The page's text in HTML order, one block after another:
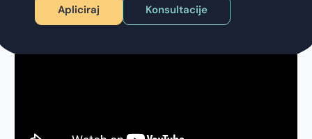
Apliciraj Konsultacije